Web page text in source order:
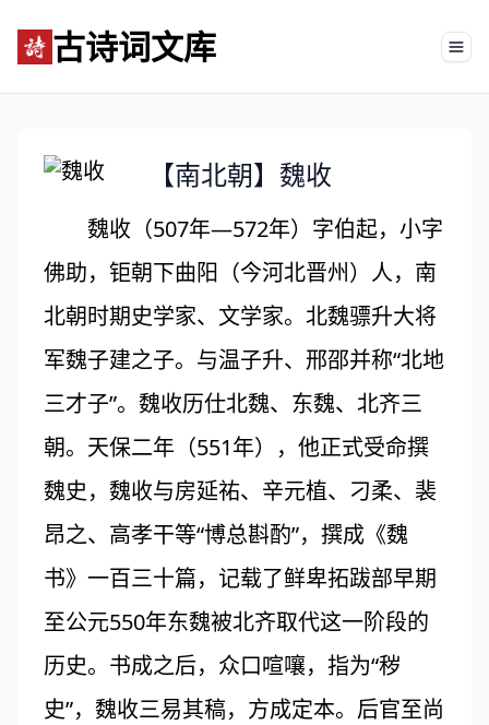
古诗词文库
【南北朝】魏收
魏收（507年—572年）字伯起，小字
佛助，钜朝下曲阳（今河北晋州）人，南
北朝时期史学家、文学家。北魏骠升大将
军魏子建之子。与温子升、邢邵并称“北地
三才子”。魏收历仕北魏、东魏、北齐三
朝。天保二年（551年），他正式受命撰
魏史，魏收与房延祐、辛元植、刁柔、裴
昂之、高孝干等“博总斟酌”，撰成《魏
书》一百三十篇，记载了鲜卑拓跋部早期
至公元550年东魏被北齐取代这一阶段的
历史。书成之后，众口喧嚷，指为“秽
史”，魏收三易其稿，方成定本。后官至尚